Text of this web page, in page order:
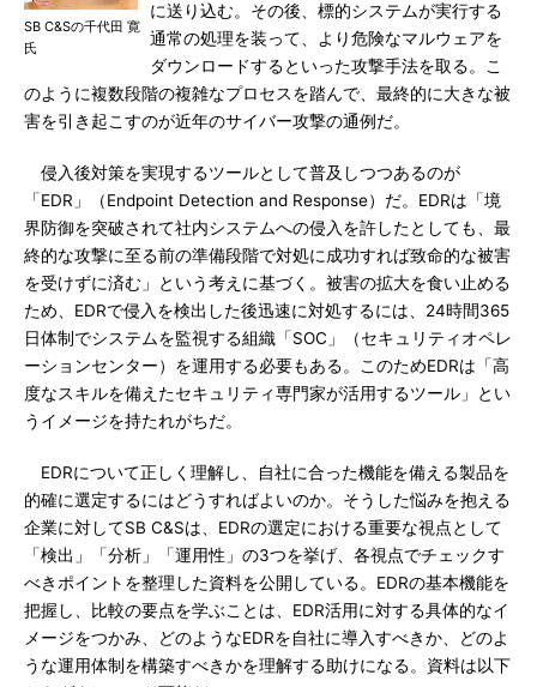
SB C&Sの千代田 寛
氏
に送り込む。その後、標的システムが実行する
通常の処理を装って、より危険なマルウェアを
ダウンロードするといった攻撃手法を取る。こ
のように複数段階の複雑なプロセスを踏んで、最終的に大きな被
害を引き起こすのが近年のサイバー攻撃の通例だ。
侵入後対策を実現するツールとして普及しつつあるのが
「EDR」（Endpoint Detection and Response）だ。EDRは「境
界防御を突破されて社内システムへの侵入を許したとしても、最
終的な攻撃に至る前の準備段階で対処に成功すれば致命的な被害
を受けずに済む」という考えに基づく。被害の拡大を食い止める
ため、EDRで侵入を検出した後迅速に対処するには、24時間365
日体制でシステムを監視する組織「SOC」（セキュリティオペレ
ーションセンター）を運用する必要もある。このためEDRは「高
度なスキルを備えたセキュリティ専門家が活用するツール」とい
うイメージを持たれがちだ。
EDRについて正しく理解し、自社に合った機能を備える製品を
的確に選定するにはどうすればよいのか。そうした悩みを抱える
企業に対してSB C&Sは、EDRの選定における重要な視点として
「検出」「分析」「運用性」の3つを挙げ、各視点でチェックす
べきポイントを整理した資料を公開している。EDRの基本機能を
把握し、比較の要点を学ぶことは、EDR活用に対する具体的なイ
メージをつかみ、どのようなEDRを自社に導入すべきか、どのよ
うな運用体制を構築すべきかを理解する助けになる。資料は以下